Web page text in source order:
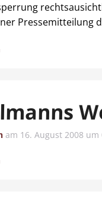
Pressemitteilung
am 16. August 2008 um